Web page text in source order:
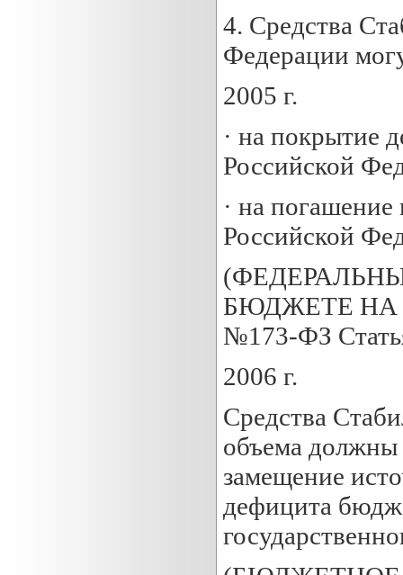
4. Средства
Федерации
2005 г.
· на покрытие
Российской
· на погашение
Российской
БЮДЖЕТЕ НА
№173-ФЗ
2006 г.
Средства
объема должны
замещение
дефицита